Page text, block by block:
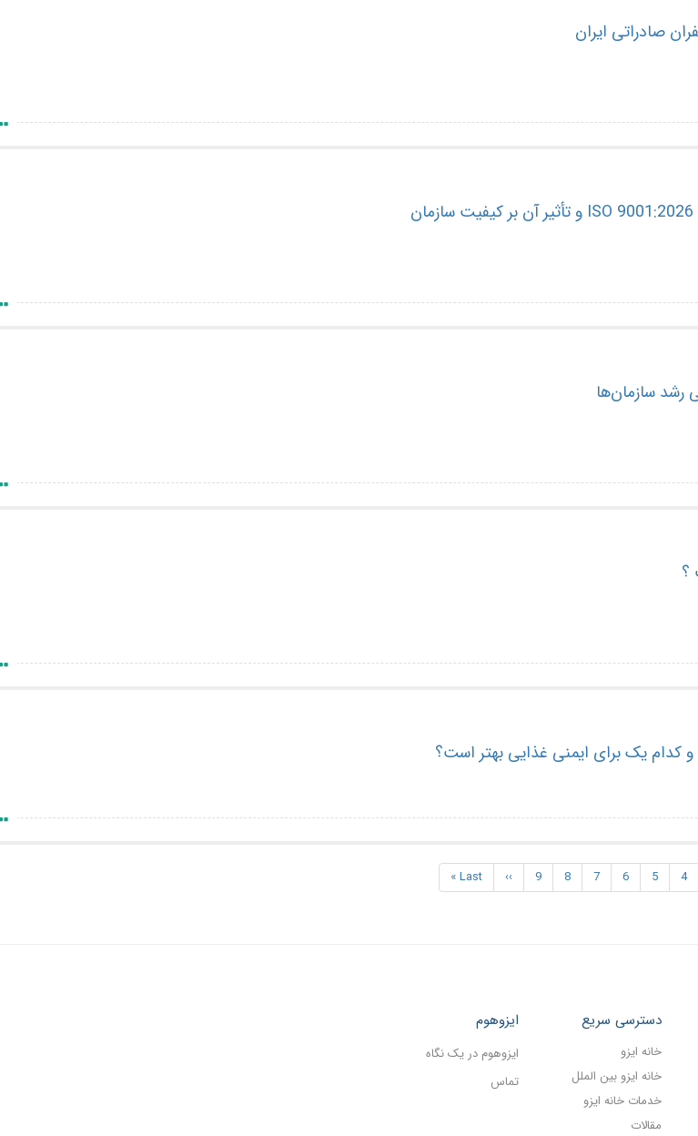
Page
4
Page
5
Page
6
Page
7
Page
8
Page
9
Next
page
››
Last
page
Last »
دسترسی سریع
خانه ایزو
خانه ایزو بین الملل
خدمات خانه ایزو
مقالات
ایزوهوم
ایزوهوم در یک نگاه
تماس